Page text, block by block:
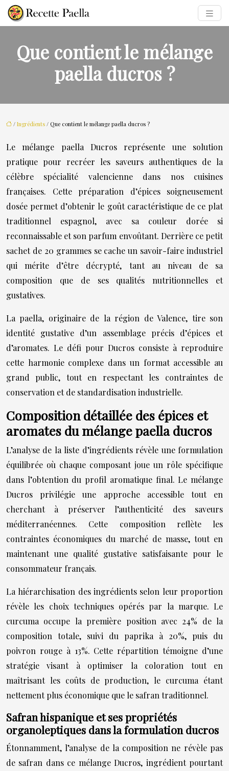
Que contient le mélange
paella ducros ?
/ Ingrédients / Que contient le mélange paella ducros ?
Le mélange paella Ducros représente une solution
pratique pour recréer les saveurs authentiques de la
célèbre spécialité valencienne dans nos cuisines
françaises. Cette préparation d’épices soigneusement
dosée permet d’obtenir le goût caractéristique de ce plat
traditionnel espagnol, avec sa couleur dorée si
reconnaissable et son parfum envoûtant. Derrière ce petit
sachet de 20 grammes se cache un savoir-faire industriel
qui mérite d’être décrypté, tant au niveau de sa
composition que de ses qualités nutritionnelles et
gustatives.
La paella, originaire de la région de Valence, tire son
identité gustative d’un assemblage précis d’épices et
d’aromates. Le défi pour Ducros consiste à reproduire
cette harmonie complexe dans un format accessible au
grand public, tout en respectant les contraintes de
conservation et de standardisation industrielle.
Composition détaillée des épices et
aromates du mélange paella ducros
L’analyse de la liste d’ingrédients révèle une formulation
équilibrée où chaque composant joue un rôle spécifique
dans l’obtention du profil aromatique final. Le mélange
Ducros privilégie une approche accessible tout en
cherchant à préserver l’authenticité des saveurs
méditerranéennes. Cette composition reflète les
contraintes économiques du marché de masse, tout en
maintenant une qualité gustative satisfaisante pour le
consommateur français.
La hiérarchisation des ingrédients selon leur proportion
révèle les choix techniques opérés par la marque. Le
curcuma occupe la première position avec 24% de la
composition totale, suivi du paprika à 20%, puis du
poivron rouge à 13%. Cette répartition témoigne d’une
stratégie visant à optimiser la coloration tout en
maîtrisant les coûts de production, le curcuma étant
nettement plus économique que le safran traditionnel.
Safran hispanique et ses propriétés
organoleptiques dans la formulation ducros
Étonnamment, l’analyse de la composition ne révèle pas
de safran dans ce mélange Ducros, ingrédient pourtant